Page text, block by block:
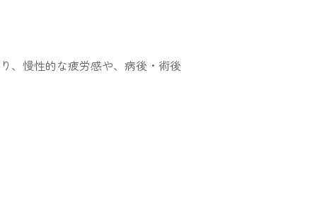
、慢性的な疲労感や、病後・術後